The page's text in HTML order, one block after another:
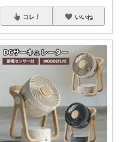
コレ いいね